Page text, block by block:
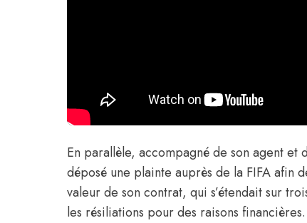
En parallèle, accompagné de son agent
déposé une plainte auprès de la FIFA afin
valeur de son contrat, qui s’étendait sur
les résiliations pour des raisons financières.